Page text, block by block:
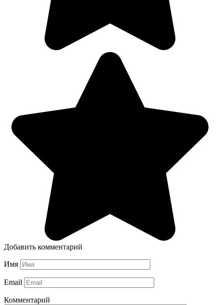
Добавить комментарий
Имя
Email
Комментарий